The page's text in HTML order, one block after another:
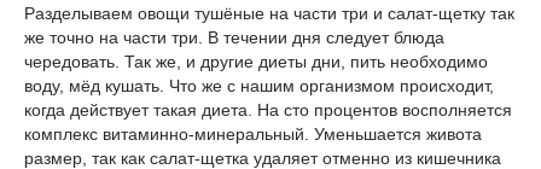
Разделываем овощи тушёные на части три и салат-щетку так
же точно на части три. В течении дня следует блюда
чередовать. Так же, и другие диеты дни, пить необходимо
воду, мёд кушать. Что же с нашим организмом происходит,
когда действует такая диета. На сто процентов восполняется
комплекс витаминно-минеральный. Уменьшается живота
размер, так как салат-щетка удаляет отменно из кишечника